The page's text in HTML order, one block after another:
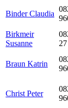
Binder Claudia
Birkmeir
Susanne
Braun Katrin
Christ Peter